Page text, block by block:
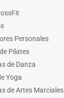
Personales
Pilates
de Danza
Yoga
de Artes Marciales